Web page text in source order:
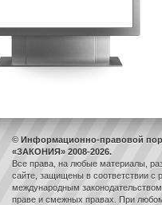
© Информационно-правовой
«ЗАКОНИЯ» 2008-2026.
Все права, на любые материалы,
сайте, защищены в соответствии с
международным
праве и смежных правах. При